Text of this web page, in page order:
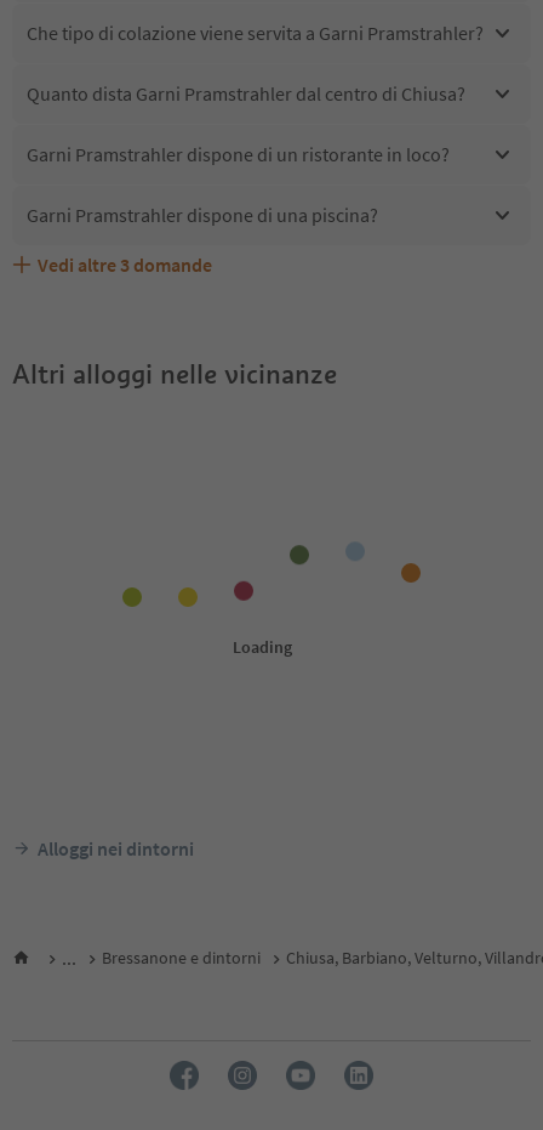
Che tipo di colazione viene servita a Garni Pramstrahler?
Quanto dista Garni Pramstrahler dal centro di Chiusa?
Garni Pramstrahler dispone di un ristorante in loco?
Garni Pramstrahler dispone di una piscina?
Garni Pramstrahler accetta animali domestici?
Quali servizi/attività sono disponibili presso Garni
Gli ospiti di Garni Pramstrahler ricevono l'Alto Adige
Vedi altre 3 domande
Altri alloggi nelle vicinanze
Alloggi nei dintorni
... Bressanone e dintorni Chiusa, Barbiano, Velturno,